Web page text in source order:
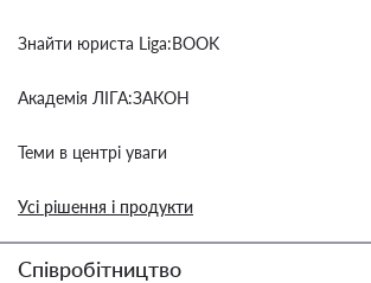
Знайти юриста Liga:BOOK
Академія ЛІГА:ЗАКОН
Теми в центрі уваги
Усі рішення і продукти
Співробітництво